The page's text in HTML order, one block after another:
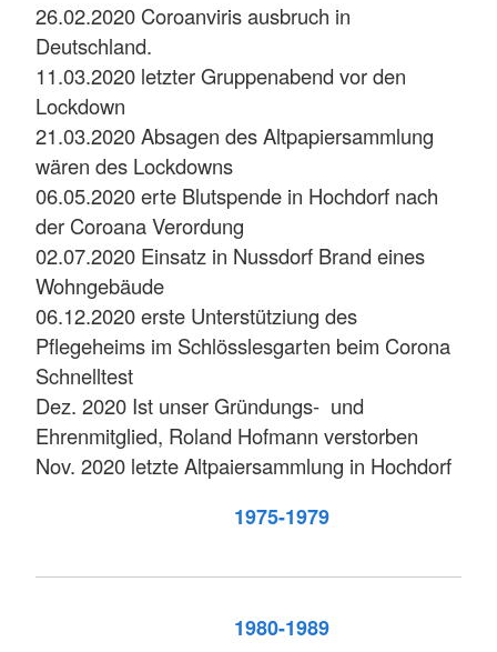
26.02.2020 Coroanviris ausbruch in
Deutschland.
11.03.2020 letzter Gruppenabend vor den
Lockdown
21.03.2020 Absagen des Altpapiersammlung
wären des Lockdowns
06.05.2020 erte Blutspende in Hochdorf nach
der Coroana Verordung
02.07.2020 Einsatz in Nussdorf Brand eines
Wohngebäude
06.12.2020 erste Unterstütziung des
Pflegeheims im Schlösslesgarten beim Corona
Schnelltest
Dez. 2020 Ist unser Gründungs- und
Ehrenmitglied, Roland Hofmann verstorben
Nov. 2020 letzte Altpaiersammlung in Hochdorf
1975-1979
1980-1989